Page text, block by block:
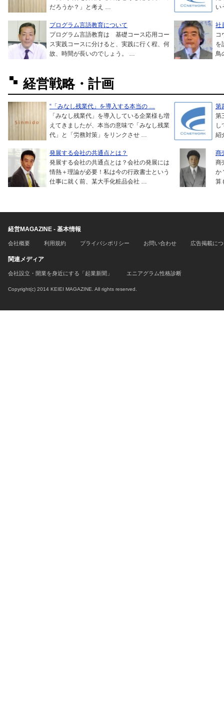
だろうか？」と考え …
い
プログラム言語教育について
プログラム言語教育は 基礎コース応用コー
ス実践コースに分けると、実践に行く程、何
故、時間が長いのでしょう。 …
社
コ
を
鳥
経営戦略・計画
“「みなし残業代」を導入する本当の …
「みなし残業代」を導入している企業様も増
えてきましたが、本当の意味で「みなし残業
代」と「労務対策」をリンクさせ …
第
第
し
紹
発展する会社の共通点とは？
発展する会社の共通点とは？会社の発展には
情熱＋理論が必要！私は今の行政書士という
仕事に就く前、某大手化粧品会社 …
商
商
か
算
経営MAGAZINE - 基本情報
会社概要 利用規約 プライバシポリシー お問い合わせ 広告掲載に
関連メディア
会社設立・開業を身近にする「起業新聞」 エニアグラム性格診断
Copyright(c) 2014 KEIEI MAGAZINE. All rights reserved.